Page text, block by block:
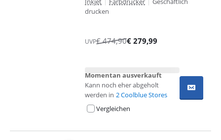
drucken
UVP€474,90€ 279,99
Momentan ausverkauft
Kann noch eher abgeholt
werden in 2 Coolblue Stores
Vergleichen